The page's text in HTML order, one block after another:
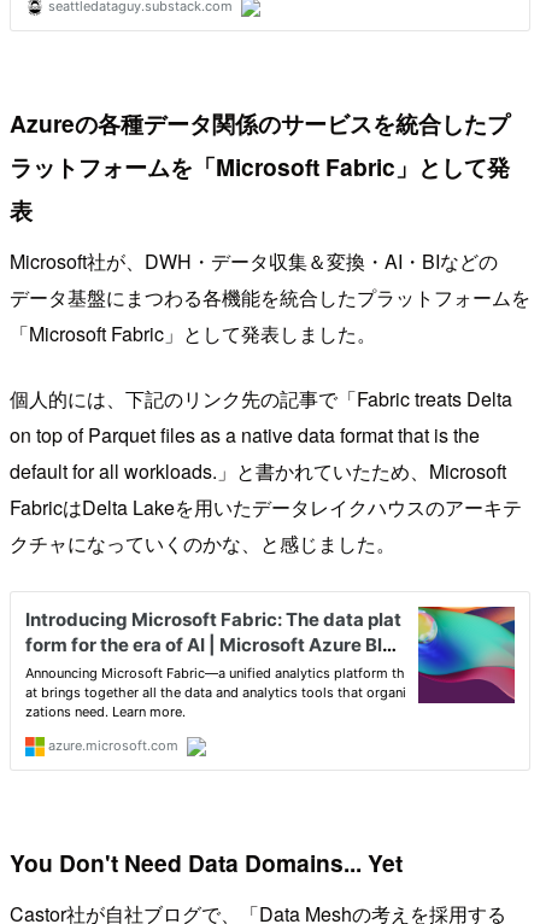
Azureの各種データ関係のサービスを統合したプ
ラットフォームを「Microsoft Fabric」として発
表
Microsoft社が、DWH・データ収集＆変換・AI・BIなどの
データ基盤にまつわる各機能を統合したプラットフォームを
「Microsoft Fabric」として発表しました。
個人的には、下記のリンク先の記事で「Fabric treats Delta
on top of Parquet files as a native data format that is the
default for all workloads.」と書かれていたため、Microsoft
FabricはDelta Lakeを用いたデータレイクハウスのアーキテ
クチャになっていくのかな、と感じました。
You Don't Need Data Domains... Yet
Castor社が自社ブログで、「Data Meshの考えを採用する